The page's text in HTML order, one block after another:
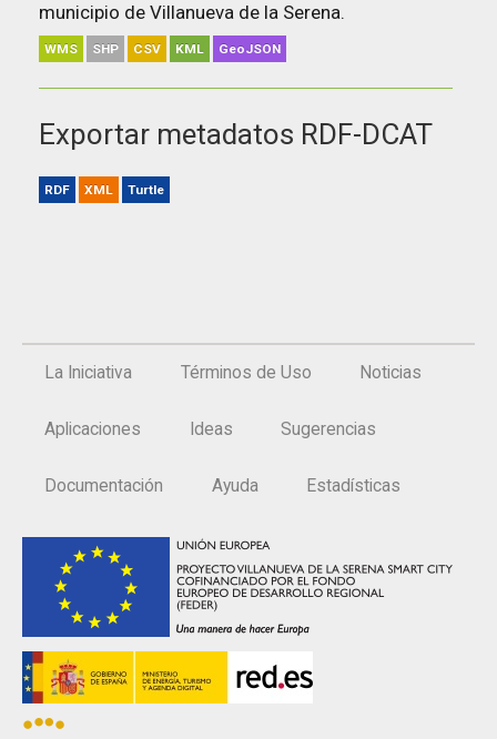
municipio de Villanueva de la Serena.
WMS SHP CSV KML GeoJSON
Exportar metadatos RDF-DCAT
RDF XML Turtle
La Iniciativa Términos de Uso Noticias
Aplicaciones Ideas Sugerencias
Documentación Ayuda Estadísticas